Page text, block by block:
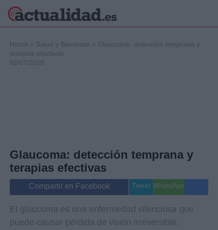
Internacional
Viajes
Musica
Home » Salud y Bienestar » Glaucoma: detección temprana y
terapias efectivas
02/07/2026
Glaucoma: detección temprana y
terapias efectivas
Compartir en Facebook Tweet WhatsApp
El glaucoma es una enfermedad silenciosa que
puede causar pérdida de visión irreversible.